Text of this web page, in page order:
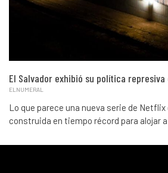
El Salvador exhibió su política
ELNUMERAL
Lo que parece una nueva serie de
construida en tiempo récord para alojar